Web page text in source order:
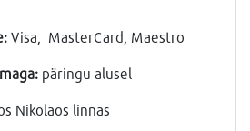
Visa, MasterCard, Maestro
päringu alusel
Nikolaos linnas